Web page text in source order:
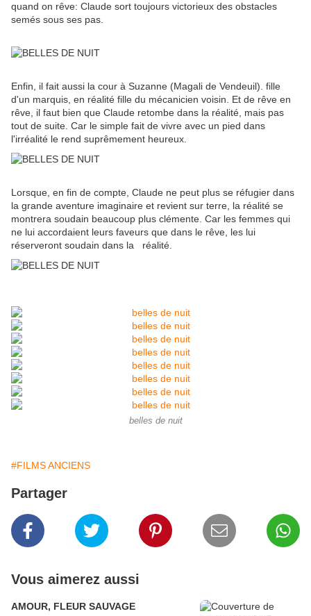
quand on rêve: Claude sort toujours victorieux des obstacles
semés sous ses pas.
Enfin, il fait aussi la cour à Suzanne (Magali de Vendeuil). fille
d'un marquis, en réalité fille du mécanicien voisin. Et de rêve en
rêve, il faut bien que Claude retombe dans la réalité, mais pas
tout de suite. Car le simple fait de vivre avec un pied dans
l'irréalité le rend suprêmement heureux.
Lorsque, en fin de compte, Claude ne peut plus se réfugier dans
la grande aventure imaginaire et revient sur terre, la réalité se
montrera soudain beaucoup plus clémente. Car les femmes qui
ne lui accordaient leurs faveurs que dans le rêve, les lui
réserveront soudain dans la réalité.
belles de nuit
#FILMS ANCIENS
Partager
Vous aimerez aussi
AMOUR, FLEUR SAUVAGE